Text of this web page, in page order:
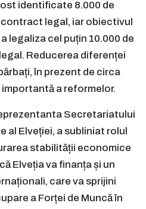
identificate 8.000 de
legal, iar obiectivul
legaliza cel puțin 10.000 de
Reducerea diferenței
în prezent de circa
a reformelor.
Secretariatului
al Elveției, a subliniat rolul
stabilității economice
Elveția va finanța și un
care va sprijini
a Forței de Muncă în